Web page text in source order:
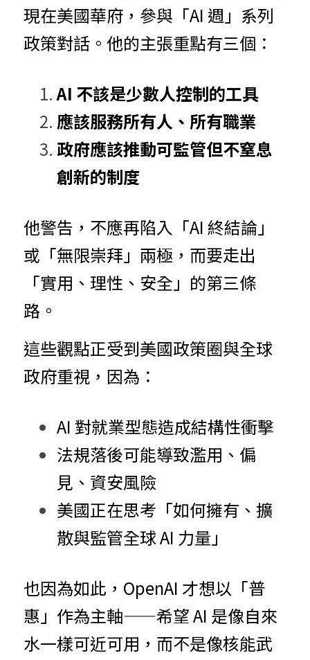
現在美國華府，參與「AI 週」系列
政策對話。他的主張重點有三個：
AI 不該是少數人控制的工具
應該服務所有人、所有職業
政府應該推動可監管但不窒息
創新的制度
他警告，不應再陷入「AI 終結論」
或「無限崇拜」兩極，而要走出
「實用、理性、安全」的第三條
路。
這些觀點正受到美國政策圈與全球
政府重視，因為：
AI 對就業型態造成結構性衝擊
法規落後可能導致濫用、偏
見、資安風險
美國正在思考「如何擁有、擴
散與監管全球 AI 力量」
也因為如此，OpenAI 才想以「普
惠」作為主軸——希望 AI 是像自來
水一樣可近可用，而不是像核能武